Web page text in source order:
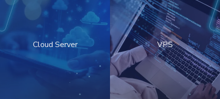
Cloud Server VPS